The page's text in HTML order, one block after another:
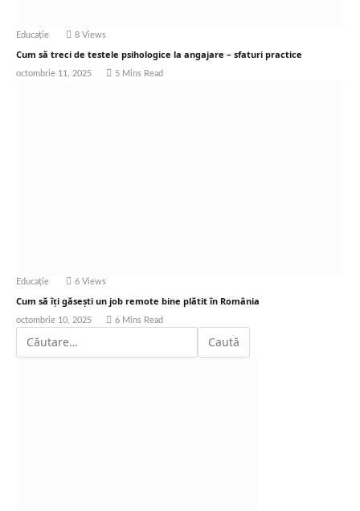
Educație 8 Views
Cum să treci de testele psihologice la angajare – sfaturi practice
octombrie 11, 2025 5 Mins Read
Educație 6 Views
Cum să îți găsești un job remote bine plătit în România
octombrie 10, 2025 6 Mins Read